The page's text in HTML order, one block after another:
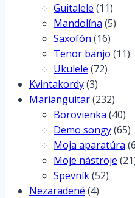
Guitalele (11)
Mandolína (5)
Saxofón (16)
Tenor banjo (11)
Ukulele (72)
Kvintakordy(3)
Marianguitar(232)
Borovienka (40)
Demo songy(65)
Moja aparatúra
Moje nástroje
Spevník(52)
Nezaradené (4)